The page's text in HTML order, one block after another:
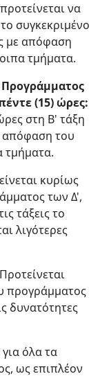
να
συγκεκριμένο
με απόφαση
τμήματα.
Προγράμματος
(15) ώρες:
στη Β' τάξη
απόφαση του
τμήματα.
κυρίως
των Δ',
τάξεις το
λιγότερες
προγράμματος
δυνατότητες
όλα τα
ως επιπλέον